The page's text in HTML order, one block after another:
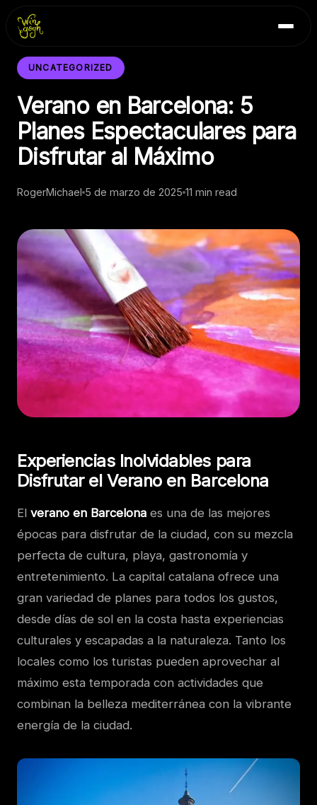
Inicio
Blog
Contacto
UNCATEGORIZED
Verano en Barcelona: 5
Planes Espectaculares para
Disfrutar al Máximo
RogerMichael 5 de marzo de 2025 11 min read
Experiencias Inolvidables para
Disfrutar el Verano en Barcelona
El verano en Barcelona es una de las mejores
épocas para disfrutar de la ciudad, con su mezcla
perfecta de cultura, playa, gastronomía y
entretenimiento. La capital catalana ofrece una
gran variedad de planes para todos los gustos,
desde días de sol en la costa hasta experiencias
culturales y escapadas a la naturaleza. Tanto los
locales como los turistas pueden aprovechar al
máximo esta temporada con actividades que
combinan la belleza mediterránea con la vibrante
energía de la ciudad.